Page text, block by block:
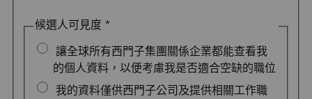
候選人可見度 *
讓全球所有西門子集團關係企業都能查看我
的個人資料，以便考慮我是否適合空缺的職位
我的資料僅供西門子公司及提供相關工作職